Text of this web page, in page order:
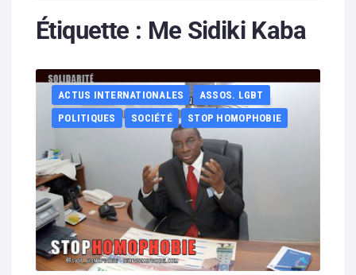
Contenus litigieux
Boutique
Contacts
Hébergement solidaire
Étiquette : Me Sidiki Kaba
ACTUS INTERNATIONALES
ASSOS. LGBT
POLITIQUES
SOCIÉTÉ STOP HOMOPHOBIE